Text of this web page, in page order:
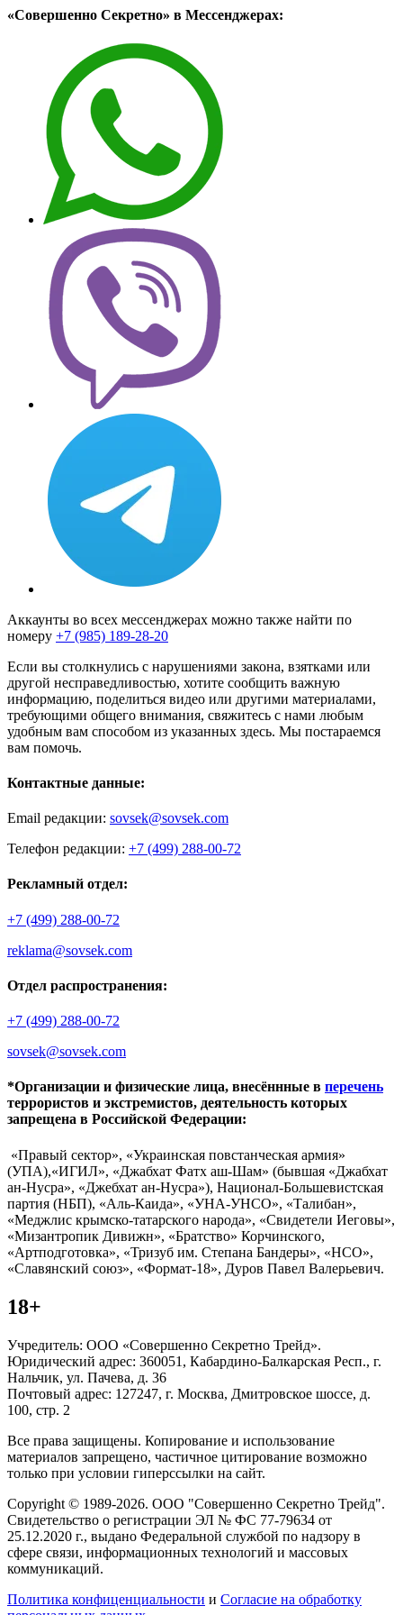
«Совершенно Секретно» в Мессенджерах:
Аккаунты во всех мессенджерах можно также найти по
номеру +7 (985) 189-28-20
Если вы столкнулись с нарушениями закона, взятками или
другой несправедливостью, хотите сообщить важную
информацию, поделиться видео или другими материалами,
требующими общего внимания, свяжитесь с нами любым
удобным вам способом из указанных здесь. Мы постараемся
вам помочь.
Контактные данные:
Email редакции: sovsek@sovsek.com
Телефон редакции: +7 (499) 288-00-72
Рекламный отдел:
+7 (499) 288-00-72
reklama@sovsek.com
Отдел распространения:
+7 (499) 288-00-72
sovsek@sovsek.com
*Организации и физические лица, внесённные в перечень
террористов и экстремистов, деятельность которых
запрещена в Российской Федерации:
«Правый сектор», «Украинская повстанческая армия»
(УПА),«ИГИЛ», «Джабхат Фатх аш-Шам» (бывшая «Джабхат
ан-Нусра», «Джебхат ан-Нусра»), Национал-Большевистская
партия (НБП), «Аль-Каида», «УНА-УНСО», «Талибан»,
«Меджлис крымско-татарского народа», «Свидетели Иеговы»,
«Мизантропик Дивижн», «Братство» Корчинского,
«Артподготовка», «Тризуб им. Степана Бандеры», «НСО»,
«Славянский союз», «Формат-18», Дуров Павел Валерьевич.
18+
Учредитель: ООО «Совершенно Секретно Трейд».
Юридический адрес: 360051, Кабардино-Балкарская Респ., г.
Нальчик, ул. Пачева, д. 36
Почтовый адрес: 127247, г. Москва, Дмитровское шоссе, д.
100, стр. 2
Все права защищены. Копирование и использование
материалов запрещено, частичное цитирование возможно
только при условии гиперссылки на сайт.
Copyright © 1989-2026. ООО "Совершенно Секретно Трейд".
Свидетельство о регистрации ЭЛ № ФС 77-79634 от
25.12.2020 г., выдано Федеральной службой по надзору в
сфере связи, информационных технологий и массовых
коммуникаций.
Политика конфиценциальности и Согласие на обработку